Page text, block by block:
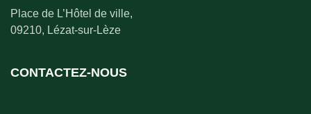
Place de L’Hôtel de ville,
09210, Lézat-sur-Lèze
CONTACTEZ-NOUS